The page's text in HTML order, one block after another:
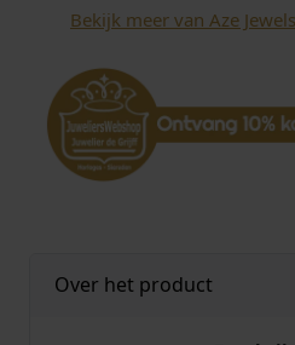
o
a
c
A
Bekijk meer van Aze Jewels
Over het product